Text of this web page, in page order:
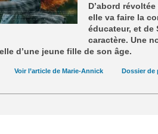
D’abord
elle va faire la
éducateur, et de
caractère. Une
d’une jeune fille de son âge.
Voir l’article de Marie-Annick Dossier de